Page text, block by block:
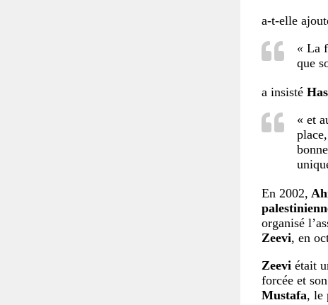
a-t-elle
« La
que
a insisté
« et
En 2002,
organisé
Zeevi, en
Zeevi était
forcée et
Mustafa, le